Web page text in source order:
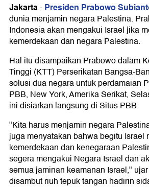
Jakarta-Presiden Prabowo
dunia menjamin negara Palestina.
Indonesia akan mengakui Israel jika
kemerdekaan dan negara Palestina.
Hal itu disampaikan Prabowo dalam
Tinggi (KTT) Perserikatan Bangsa-
solusi dua negara untuk perdamaian
PBB, New York, Amerika Serikat,
ini disiarkan langsung di Situs PBB.
"Kita harus menjamin negara
juga menyatakan bahwa begitu Israel
kemerdekaan dan kenegaraan
segera mengakui Negara Israel dan
semua jaminan keamanan Israel," ujar
disambut riuh tepuk tangan hadirin